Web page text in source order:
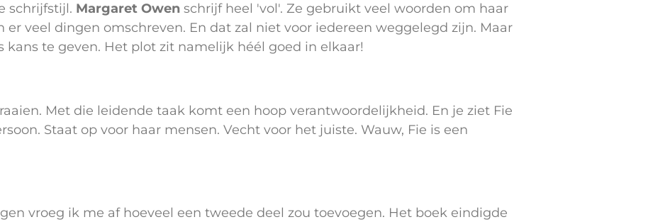
schrijfstijl. Margaret Owen schrijf heel 'vol'. Ze gebruikt veel woorden om haar
veel dingen omschreven. En dat zal niet voor iedereen weggelegd zijn. Maar
kans te geven. Het plot zit namelijk héél goed in elkaar!
Met die leidende taak komt een hoop verantwoordelijkheid. En je ziet Fie
Staat op voor haar mensen. Vecht voor het juiste. Wauw, Fie is een
vroeg ik me af hoeveel een tweede deel zou toevoegen. Het boek eindigde